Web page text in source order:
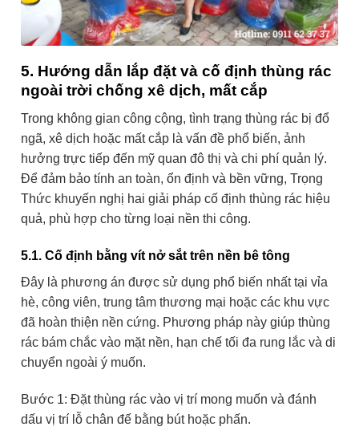
5. Hướng dẫn lắp đặt và cố định thùng rác
ngoài trời chống xê dịch, mất cắp
Trong không gian công cộng, tình trạng thùng rác bị đổ
ngã, xê dịch hoặc mất cắp là vấn đề phổ biến, ảnh
hưởng trực tiếp đến mỹ quan đô thị và chi phí quản lý.
Để đảm bảo tính an toàn, ổn định và bền vững, Trọng
Thức khuyến nghị hai giải pháp cố định thùng rác hiệu
quả, phù hợp cho từng loại nền thi công.
5.1. Cố định bằng vít nở sắt trên nền bê tông
Đây là phương án được sử dụng phổ biến nhất tại vỉa
hè, công viên, trung tâm thương mại hoặc các khu vực
đã hoàn thiện nền cứng. Phương pháp này giúp thùng
rác bám chắc vào mặt nền, hạn chế tối đa rung lắc và di
chuyển ngoài ý muốn.
Bước 1: Đặt thùng rác vào vị trí mong muốn và đánh
dấu vị trí lỗ chân đế bằng bút hoặc phấn.